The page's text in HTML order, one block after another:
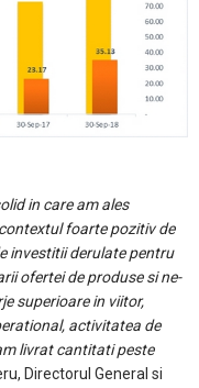
in care am ales
foarte pozitiv de
investitii derulate pentru
ofertei de produse si ne-
superioare in viitor,
activitatea de
livrat cantitati peste
Directorul General si